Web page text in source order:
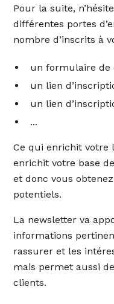
Pour la suite,
différentes portes
nombre d’inscrits à
un formulaire de
un lien
un lien
...
Ce qui enrichit votre
enrichit votre base
et donc vous
potentiels.
La newsletter va
informations
rassurer et les
mais permet aussi
clients.